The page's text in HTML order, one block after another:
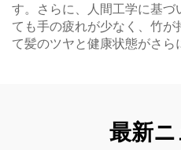
す。さらに、人間工学に基づ
ても手の疲れが少なく、竹
て髪のツヤと健康状態がさら
最新